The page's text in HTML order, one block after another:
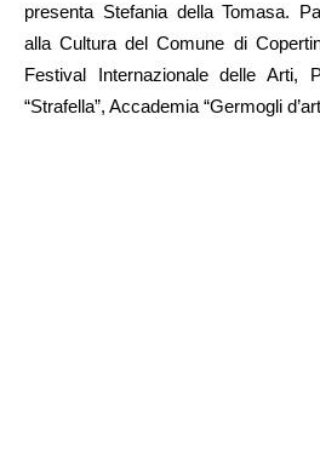
presenta Stefania della Tomasa.
alla Cultura del Comune di
Festival Internazionale delle Arti,
“Strafella”, Accademia “Germogli